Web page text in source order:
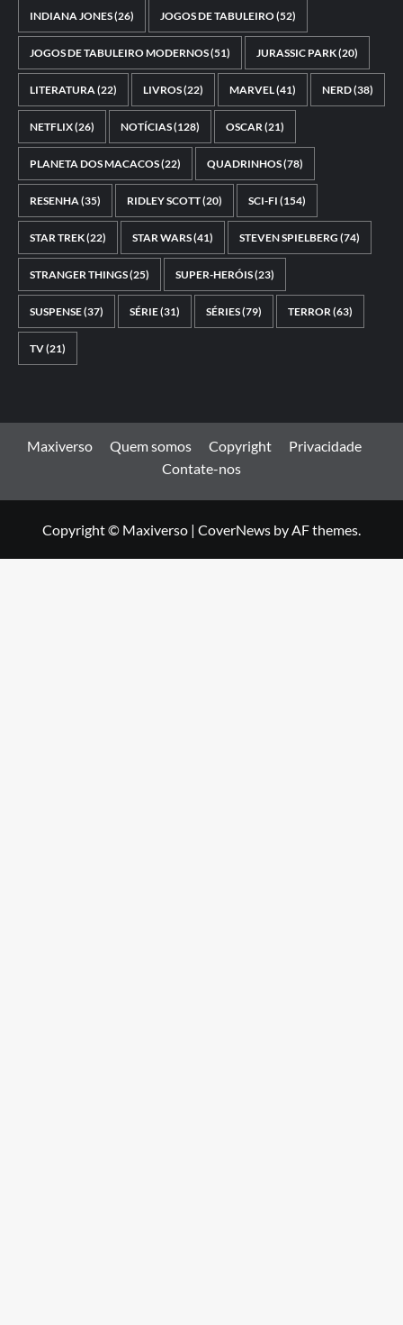
INDIANA JONES(26) JOGOS DE TABULEIRO(52)
JOGOS DE TABULEIRO MODERNOS(51) JURASSIC PARK(20)
LITERATURA(22) LIVROS(22) MARVEL(41) NERD(38)
NETFLIX(26) NOTÍCIAS(128) OSCAR(21)
PLANETA DOS MACACOS(22) QUADRINHOS(78)
RESENHA(35) RIDLEY SCOTT(20) SCI-FI (154)
STAR TREK(22) STAR WARS(41) STEVEN SPIELBERG (74)
STRANGER THINGS(25) SUPER-HERÓIS(23)
SUSPENSE(37) SÉRIE(31) SÉRIES(79) TERROR(63)
TV(21)
Maxiverso Quem somos Copyright
Privacidade
Contate-nos
Copyright © Maxiverso | CoverNews by AF themes.